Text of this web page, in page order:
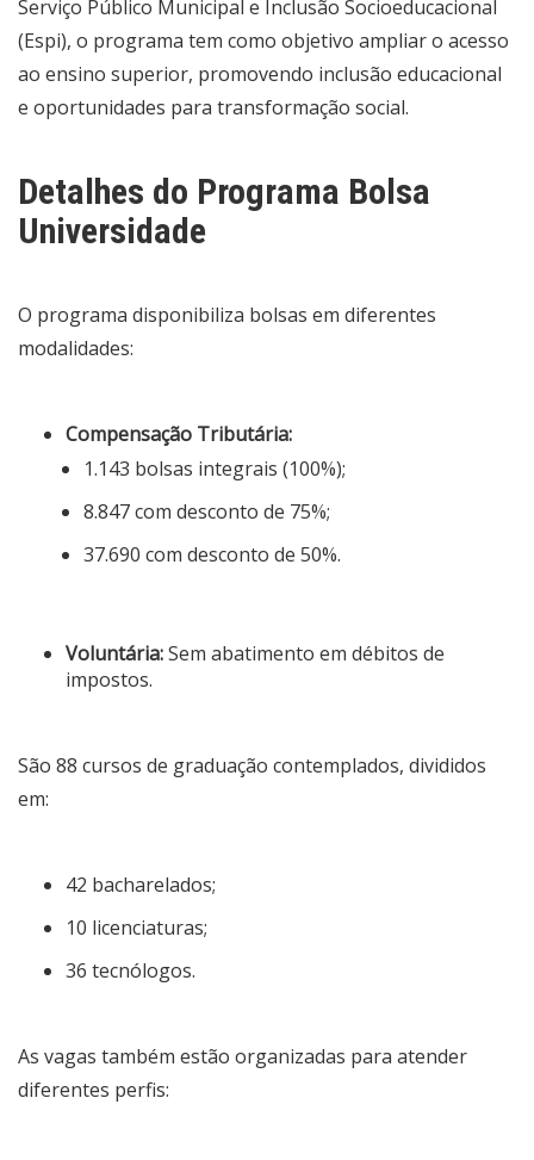
Serviço Público Municipal e Inclusão Socioeducacional
(Espi), o programa tem como objetivo ampliar o acesso
ao ensino superior, promovendo inclusão educacional
e oportunidades para transformação social.
Detalhes do Programa Bolsa
Universidade
O programa disponibiliza bolsas em diferentes
modalidades:
Compensação Tributária:
1.143 bolsas integrais (100%);
8.847 com desconto de 75%;
37.690 com desconto de 50%.
Voluntária:Sem abatimento em débitos de
impostos.
São 88 cursos de graduação contemplados, divididos
em:
42 bacharelados;
10 licenciaturas;
36 tecnólogos.
As vagas também estão organizadas para atender
diferentes perfis: